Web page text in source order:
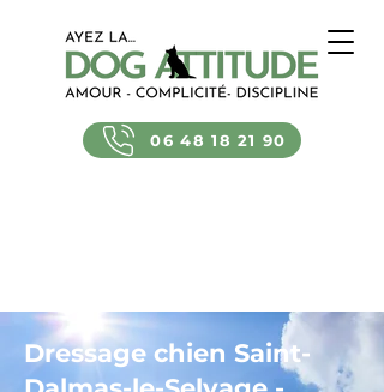
06 48 18 21 90
Dressage chien Saint-